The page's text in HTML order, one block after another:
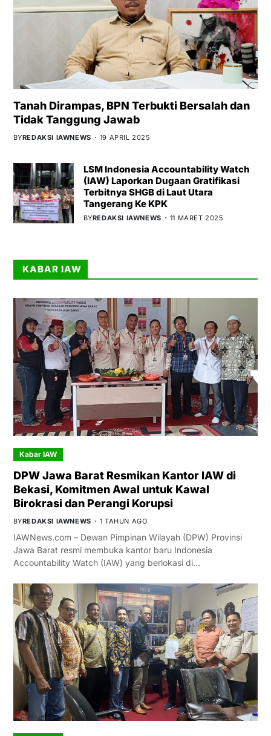
Tanah Dirampas, BPN Terbukti Bersalah dan
Tidak Tanggung Jawab
BYREDAKSI IAWNEWS 19 APRIL 2025
LSM Indonesia Accountability Watch
(IAW) Laporkan Dugaan Gratifikasi
Terbitnya SHGB di Laut Utara
Tangerang Ke KPK
BYREDAKSI IAWNEWS 11 MARET 2025
KABAR IAW
Kabar IAW
DPW Jawa Barat Resmikan Kantor IAW di
Bekasi, Komitmen Awal untuk Kawal
Birokrasi dan Perangi Korupsi
BYREDAKSI IAWNEWS 1 TAHUN AGO
IAWNews.com – Dewan Pimpinan Wilayah (DPW) Provinsi
Jawa Barat resmi membuka kantor baru Indonesia
Accountability Watch (IAW) yang berlokasi di…